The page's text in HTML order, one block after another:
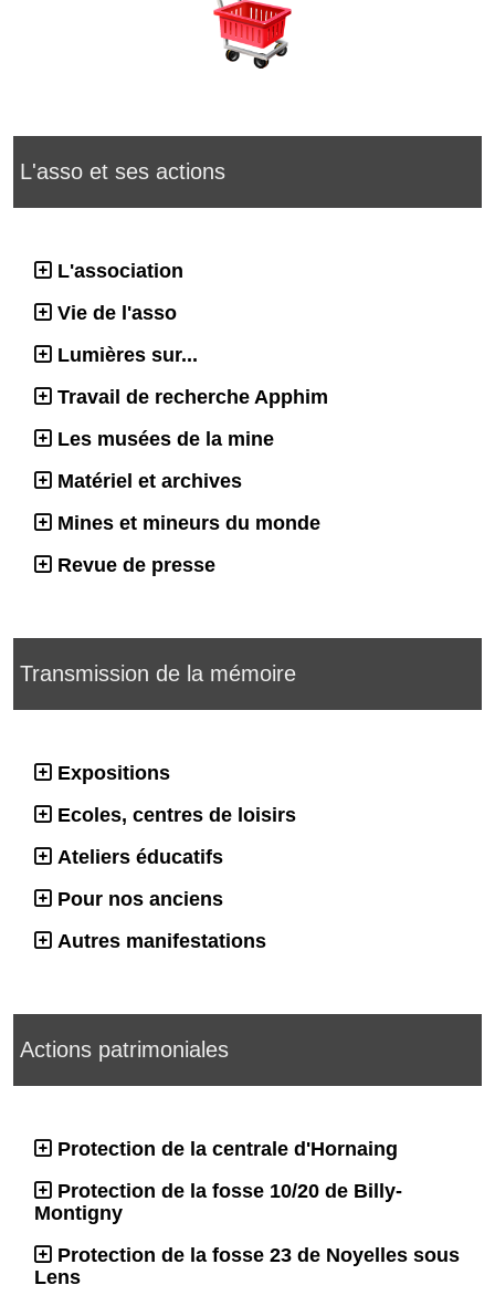
L'asso et ses actions
L'association
Vie de l'asso
Lumières sur...
Travail de recherche Apphim
Les musées de la mine
Matériel et archives
Mines et mineurs du monde
Revue de presse
Transmission de la mémoire
Expositions
Ecoles, centres de loisirs
Ateliers éducatifs
Pour nos anciens
Autres manifestations
Actions patrimoniales
Protection de la centrale d'Hornaing
Protection de la fosse 10/20 de Billy-
Montigny
Protection de la fosse 23 de Noyelles sous
Lens